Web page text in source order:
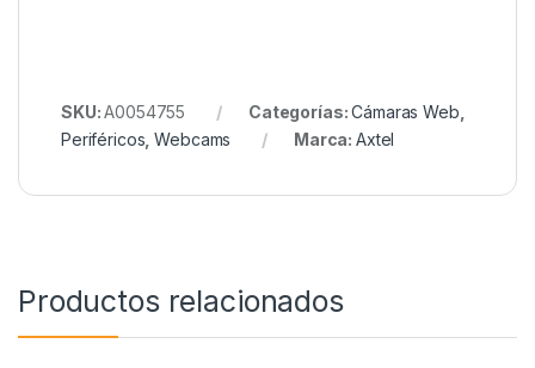
SKU:A0054755 Categorías:Cámaras Web
Periféricos ,Webcams Marca: Axtel
Productos relacionados